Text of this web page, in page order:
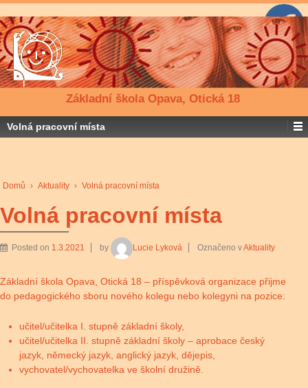
Základní škola Opava, Otická 18
Volná pracovní místa
Domů › Aktuality › Volná pracovní místa
Volná pracovní místa
Posted on 1.3.2021 by Lucie Lyková Označeno vAktuality
Základní škola Opava, Otická 18 – příspěvková organizace přijme
do pedagogického sboru nového kolegu nebo kolegyni na pozice:
učitel/učitelka I. stupně základní školy,
učitel/učitelka II. stupně základní školy – aprobace český
jazyk, německý jazyk, anglický jazyk, dějepis,
vychovatel/vychovatelka ve školní družině.